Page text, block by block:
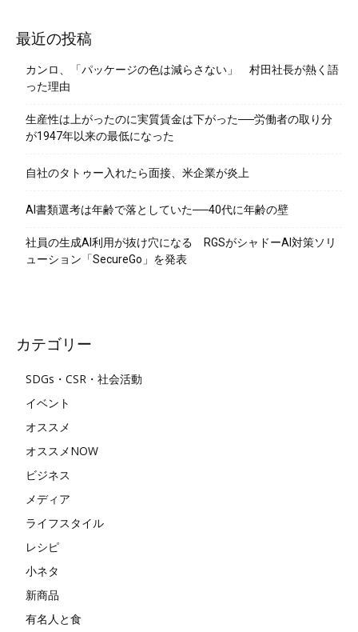
最近の投稿
カンロ、「パッケージの色は減らさない」 村田社長が熱く語
った理由
生産性は上がったのに実質賃金は下がった──労働者の取り分
が1947年以来の最低になった
自社のタトゥー入れたら面接、米企業が炎上
AI書類選考は年齢で落としていた──40代に年齢の壁
社員の生成AI利用が抜け穴になる RGSがシャドーAI対策ソリ
ューション「SecureGo」を発表
カテゴリー
SDGs・CSR・社会活動
イベント
オススメ
オススメNOW
ビジネス
メディア
ライフスタイル
レシピ
小ネタ
新商品
有名人と食